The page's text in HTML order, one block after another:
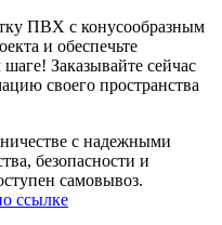
ПВХ с конусообразным
и обеспечьте
Заказывайте сейчас
своего пространства
с надежными
безопасности и
самовывоз.
ссылке